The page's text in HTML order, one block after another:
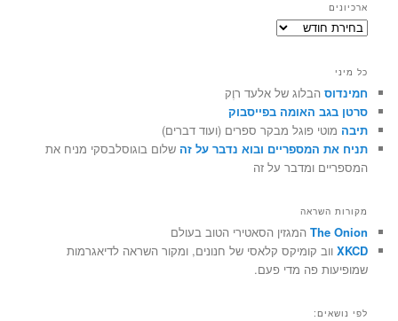
ארכיונים
ארכיונים
כל מיני
חמינדוס הבלוג של אלעד רוֶק
סרטן בגב האומה בפייסבוק
תיבה מוטי פוגל מבקר ספרים (ועוד דברים)
תניח את המספריים ובוא נדבר על זה שלום בוגוסלבסקי מניח את
המספריים ומדבר על זה
מקורות השראה
The Onion המגזין הסאטירי הטוב בעולם
XKCD ווב קומיקס קלאסי של חנונים, ומקור השראה לדיאגרמות
שמופיעות פה מדי פעם.
לפי נושאים: